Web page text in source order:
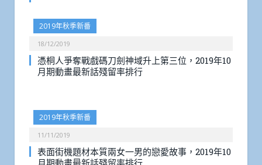
2019年秋季新番
18/12/2019
憑桐人爭奪戰戲碼刀劍神域升上第三位，2019年10
月期動畫最新話殘留率排行
2019年秋季新番
11/11/2019
表面街機題材本質兩女一男的戀愛故事，2019年10